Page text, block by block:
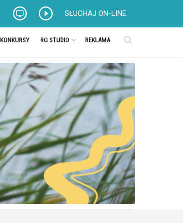
SŁUCHAJ ON-LINE
KONKURSY RG STUDIO REKLAMA